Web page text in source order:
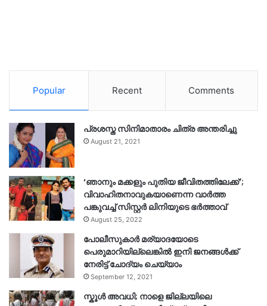
Popular Recent Comments
പ്രശസ്ത സിനിമാതാരം ചിത്ര അന്തരിച്ചു
August 21, 2021
‘ഞാനും മക്കളും പുതിയ ജീവിതത്തിലേക്ക്’;
വിവാഹിതനാവുകയാണെന്ന വാർത്ത
പങ്കുവച്ച് സിസ്റ്റർ ലിനിയുടെ ഭർത്താവ്
August 25, 2022
പോലീസുകാര്‍ മര്യാദയോടെ
പെരുമാറിയില്ലെങ്കില്‍ ഇനി ജനങ്ങള്‍ക്ക്
നേരിട്ട് ചോദ്യം ചെയ്യാം
September 12, 2021
സ്കൂൾ അവധി; നാളെ ജില്ലയിലെ